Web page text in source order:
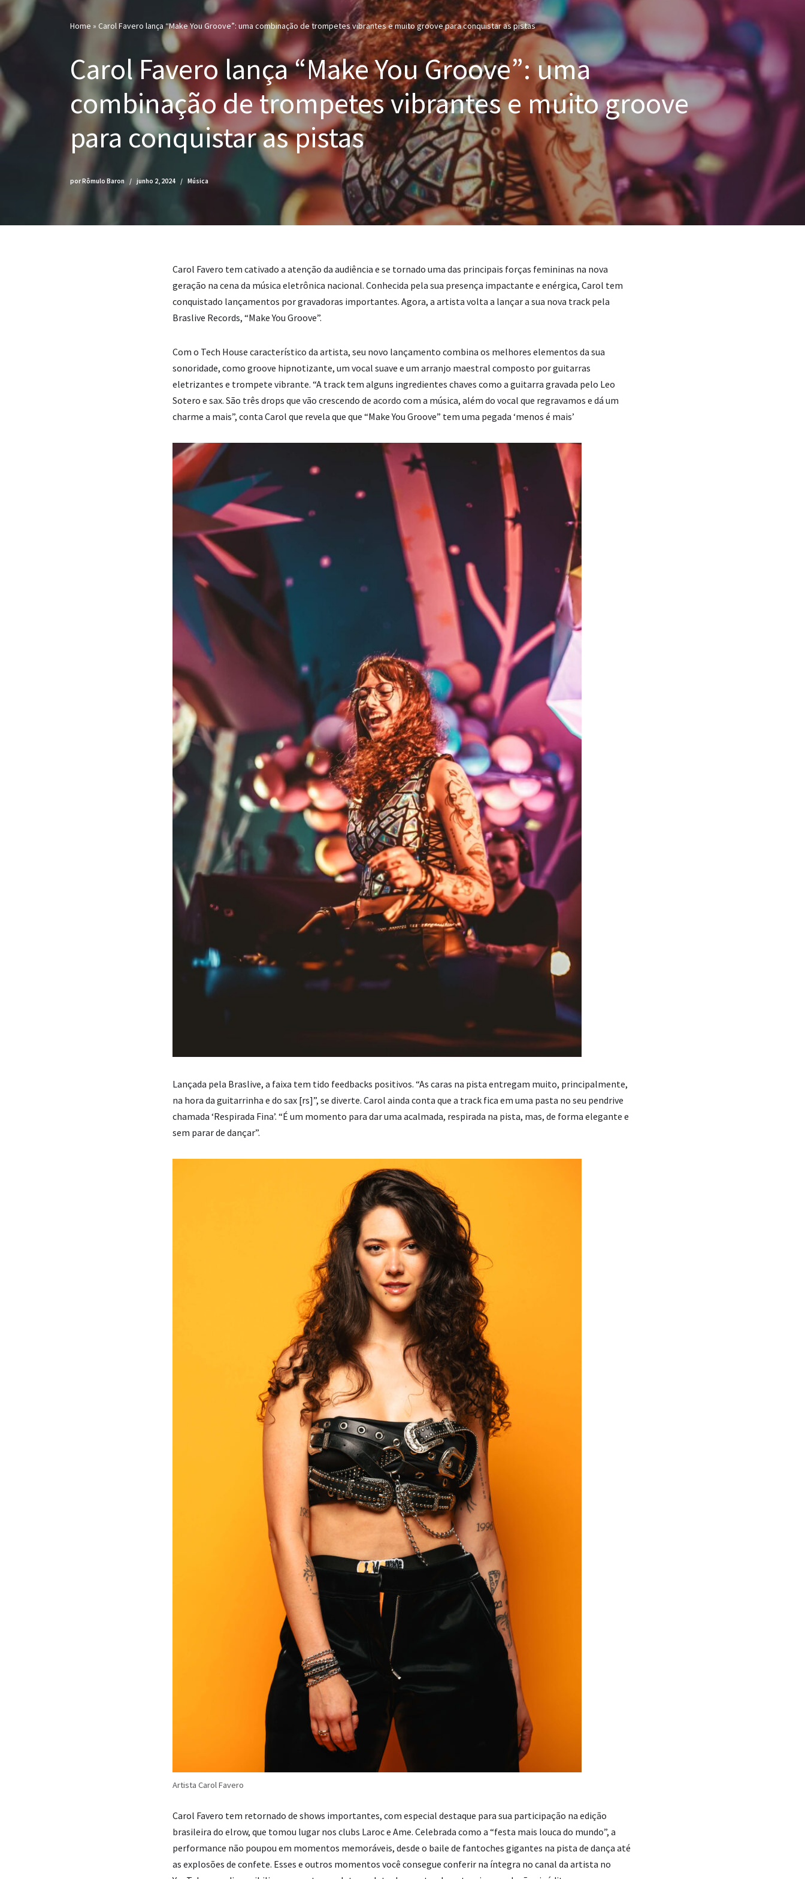
Home » Carol Favero lança “Make You Groove”: uma combinação de trompetes vibrantes e muito groove para conquistar as pistas
Carol Favero lança “Make You Groove”: uma
combinação de trompetes vibrantes e muito groove
para conquistar as pistas
porRômulo Baron junho 2, 2024 Música
Carol Favero tem cativado a atenção da audiência e se tornado uma das principais forças femininas na nova
geração na cena da música eletrônica nacional. Conhecida pela sua presença impactante e enérgica, Carol tem
conquistado lançamentos por gravadoras importantes. Agora, a artista volta a lançar a sua nova track pela
Braslive Records, “Make You Groove”.
Com o Tech House característico da artista, seu novo lançamento combina os melhores elementos da sua
sonoridade, como groove hipnotizante, um vocal suave e um arranjo maestral composto por guitarras
eletrizantes e trompete vibrante. “A track tem alguns ingredientes chaves como a guitarra gravada pelo Leo
Sotero e sax. São três drops que vão crescendo de acordo com a música, além do vocal que regravamos e dá um
charme a mais”, conta Carol que revela que que “Make You Groove” tem uma pegada ‘menos é mais’
Lançada pela Braslive, a faixa tem tido feedbacks positivos. “As caras na pista entregam muito, principalmente,
na hora da guitarrinha e do sax [rs]”, se diverte. Carol ainda conta que a track fica em uma pasta no seu pendrive
chamada ‘Respirada Fina’. “É um momento para dar uma acalmada, respirada na pista, mas, de forma elegante e
sem parar de dançar”.
Artista Carol Favero
Carol Favero tem retornado de shows importantes, com especial destaque para sua participação na edição
brasileira do elrow, que tomou lugar nos clubs Laroc e Ame. Celebrada como a “festa mais louca do mundo”, a
performance não poupou em momentos memoráveis, desde o baile de fantoches gigantes na pista de dança até
as explosões de confete. Esses e outros momentos você consegue conferir na íntegra no canal da artista no